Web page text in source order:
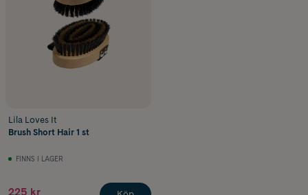
Lila Loves It
Brush Short Hair 1 st
FINNS I LAGER
225 kr